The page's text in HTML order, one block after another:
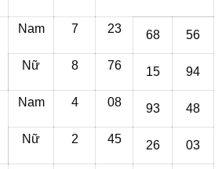
Nam 7 23 68 56
Nữ 8 76 15 94
Nam 4 08 93 48
Nữ 2 45 26 03